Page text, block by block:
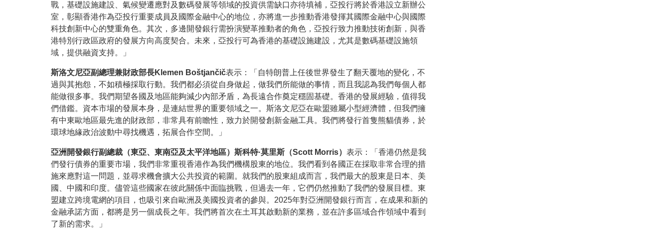
戰，基礎設施建設、氣候變遷應對及數碼發展等領域的投資供需缺口亦待填補，亞投行將於香港設立新辦公
室，彰顯香港作為亞投行重要成員及國際金融中心的地位，亦將進一步推動香港發揮其國際金融中心與國際
科技創新中心的雙重角色。其次，多邊開發銀行需扮演變革推動者的角色，亞投行致力推動技術創新，與香
港特別行政區政府的發展方向高度契合。未來，亞投行可為香港的基礎設施建設，尤其是數碼基礎設施領
域，提供融資支持。」
斯洛文尼亞副總理兼財政部長Klemen Boštjančič表示：「自特朗普上任後世界發生了翻天覆地的變化，不
過與其抱怨，不如積極採取行動。我們都必須從自身做起，做我們所能做的事情，而且我認為我們每個人都
能做很多事。我們期望各國及地區能夠減少內部矛盾，為長遠合作奠定穩固基礎。香港的發展經驗，值得我
們借鑑。資本市場的發展本身，是連結世界的重要領域之一。斯洛文尼亞在歐盟雖屬小型經濟體，但我們擁
有中東歐地區最先進的財政部，非常具有前瞻性，致力於開發創新金融工具。我們將發行首隻熊貓債券，於
環球地緣政治波動中尋找機遇，拓展合作空間。」
亞洲開發銀行副總裁（東亞、東南亞及太平洋地區）斯科特·莫里斯（Scott Morris） 表示：「香港仍然是我
們發行債券的重要市場，我們非常重視香港作為我們機構股東的地位。我們看到各國正在採取非常合理的措
施來應對這一問題，並尋求機會擴大公共投資的範圍。就我們的股東組成而言，我們最大的股東是日本、美
國、中國和印度。儘管這些國家在彼此關係中面臨挑戰，但過去一年，它們仍然推動了我們的發展目標。東
盟建立跨境電網的項目，也吸引來自歐洲及美國投資者的參與。2025年對亞洲開發銀行而言，在成果和新的
金融承諾方面，都將是另一個成長之年。我們將首次在土耳其啟動新的業務，並在許多區域合作領域中看到
了新的需求。」